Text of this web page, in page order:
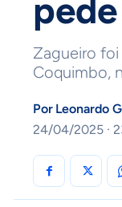
Zagueiro foi
Coquimbo,
Por Leonardo
24/04/2025 ·